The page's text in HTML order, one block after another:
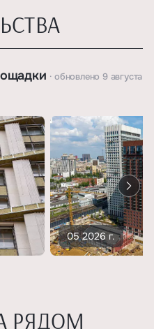
· обновлено9 августа
05 2026 г.
РЯДОМ